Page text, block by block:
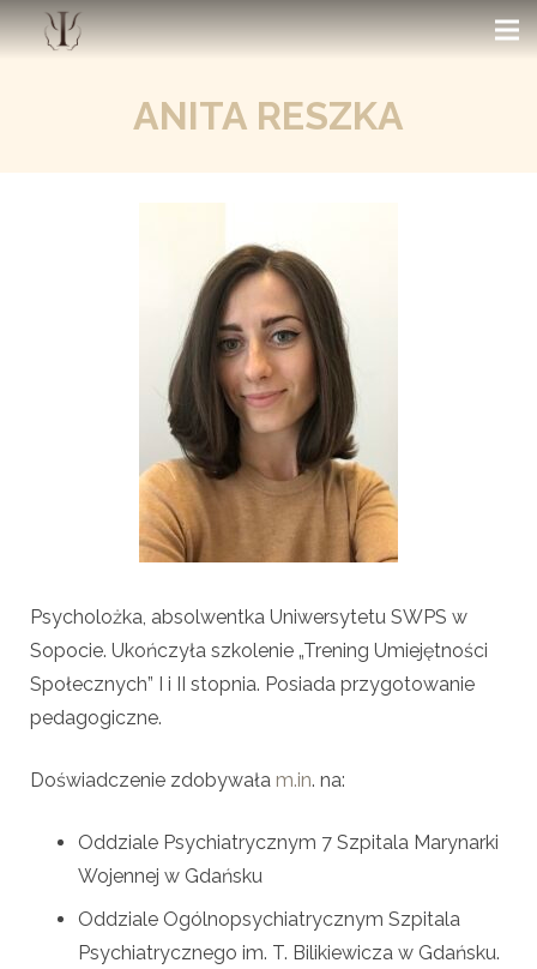
ANITA RESZKA
Psycholożka, absolwentka Uniwersytetu SWPS w
Sopocie. Ukończyła szkolenie „Trening Umiejętności
Społecznych” I i II stopnia. Posiada przygotowanie
pedagogiczne.
Doświadczenie zdobywała m.in. na:
Oddziale Psychiatrycznym 7 Szpitala Marynarki
Wojennej w Gdańsku
Oddziale Ogólnopsychiatrycznym Szpitala
Psychiatrycznego im. T. Bilikiewicza w Gdańsku.